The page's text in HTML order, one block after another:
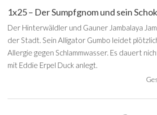
1x25 – Der Sumpfgnom und sein
Der Hinterwäldler und Gauner Jambalaya
der Stadt. Sein Alligator Gumbo leidet
Allergie gegen Schlammwasser. Es dauert
mit Eddie Erpel Duck anlegt.